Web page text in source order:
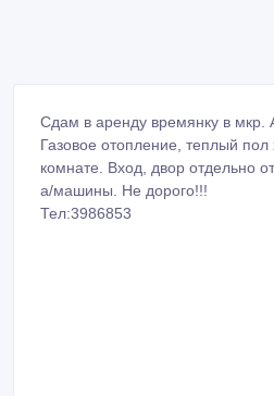
Сдам в аренду времянку в мкр.
Газовое отопление, теплый
комнате. Вход, двор отдельно
а/машины. Не дорого!!!
Тел:3986853